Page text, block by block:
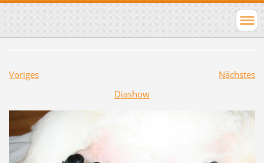
Voriges
Nächstes
Diashow